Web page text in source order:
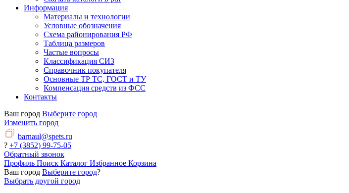
Информация
Материалы и технологии
Условные обозначения
Схема районирования РФ
Таблица размеров
Частые вопросы
Классификация СИЗ
Справочник покупателя
Основные ТР ТС, ГОСТ и ТУ
Компенсация средств из ФСС
Контакты
Ваш город Выберите город
Изменить город
barnaul@spets.ru
? +7 (3852) 99-75-05
Обратный звонок
Профиль Поиск Каталог Избранное Корзина
Ваш город Выберите город?
Выбрать другой город